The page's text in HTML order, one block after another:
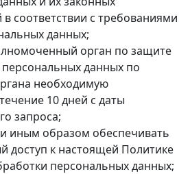
в соответствии с требованиями
данных;
орган по защите
персональных данных по
необходимую
10 дней с даты
запроса;
иным образом обеспечивать
доступ к настоящей Политике
персональных данных;